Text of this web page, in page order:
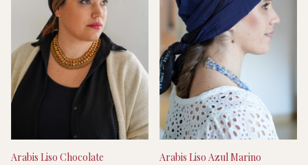
Arabis Liso Chocolate Arabis Liso Azul Marino